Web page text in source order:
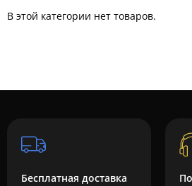
В этой категории нет товаров.
Бесплатная доставка